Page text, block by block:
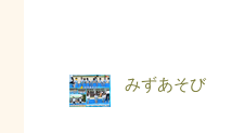
みずあそび